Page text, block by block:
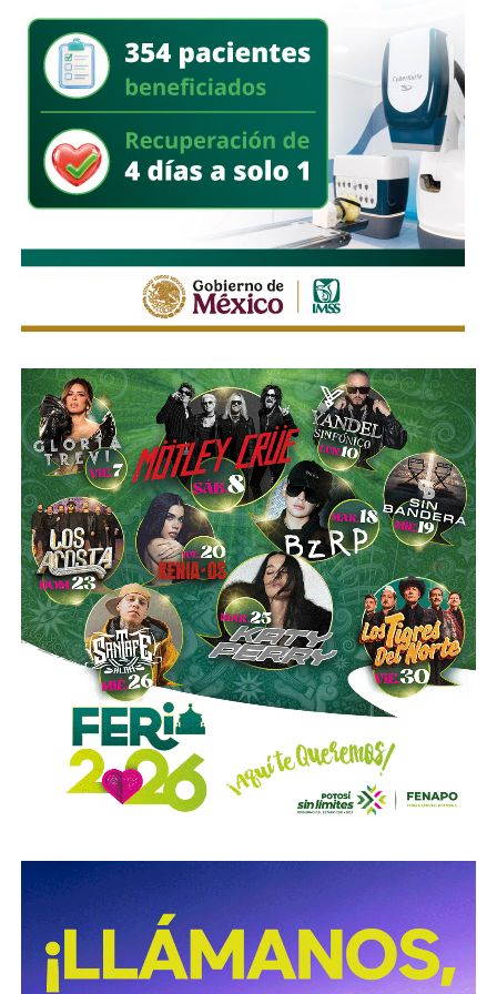
pues desde octubre de 2024 (justo unos días antes del
cambio en la presidencia) el oriundo de Monterrey
ha
comprado, además, acciones de la propia Televisa.
Empezó con 7.8%, lo que lo volvió su tercer mayor
accionista; y hace unas semanas, se acabó se consolidar.
El pasado mes de junio, como parte de un aumento de
capital de alrededor de 7 mil millones de pesos aprobado
por los accionistas de Televisa, la empresa informó que l
participación de Martínez podría llegar a 22.3% una
vez se conviertan las obligaciones que compró, lo
que lo convertiría en el mayor accionista individual de
la compañía.
Esa conversión todavía no ocurre: se proyecta para 2027.
Azcárraga ha reducido considerablemente sus acciones
de la compañía, aunque conserva (vía un fideicomiso
familiar y una clase especial de acciones) el control formal
del voto de la empresa, independientemente de cuánto
capital tenga cada quien. En resumidas cuentas, aunque
Emilio Azcárraga tiene el poder de decisión,el mismo
financiero que reparte el control de El Realito con los
dos hombres más poderosos de Televisa está, al
mismo tiempo, camino a convertirse en el mayor
dueño accionario de la propia televisora.
David Martínez es apodado coloquialmente como “El